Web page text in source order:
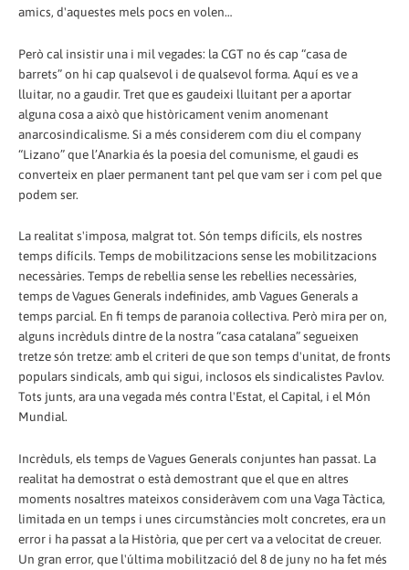
amics, d'aquestes mels pocs en volen…
Però cal insistir una i mil vegades: la CGT no és cap “casa de
barrets” on hi cap qualsevol i de qualsevol forma. Aquí es ve a
lluitar, no a gaudir. Tret que es gaudeixi lluitant per a aportar
alguna cosa a això que històricament venim anomenant
anarcosindicalisme. Si a més considerem com diu el company
“Lizano” que l’Anarkia és la poesia del comunisme, el gaudi es
converteix en plaer permanent tant pel que vam ser i com pel que
podem ser.
La realitat s'imposa, malgrat tot. Són temps difícils, els nostres
temps difícils. Temps de mobilitzacions sense les mobilitzacions
necessàries. Temps de rebel·lia sense les rebel·lies necessàries,
temps de Vagues Generals indefinides, amb Vagues Generals a
temps parcial. En fi temps de paranoia col·lectiva. Però mira per on,
alguns incrèduls dintre de la nostra “casa catalana” segueixen
tretze són tretze: amb el criteri de que son temps d'unitat, de fronts
populars sindicals, amb qui sigui, inclosos els sindicalistes Pavlov.
Tots junts, ara una vegada més contra l'Estat, el Capital, i el Món
Mundial.
Incrèduls, els temps de Vagues Generals conjuntes han passat. La
realitat ha demostrat o està demostrant que el que en altres
moments nosaltres mateixos consideràvem com una Vaga Tàctica,
limitada en un temps i unes circumstàncies molt concretes, era un
error i ha passat a la Història, que per cert va a velocitat de creuer.
Un gran error, que l'última mobilització del 8 de juny no ha fet més